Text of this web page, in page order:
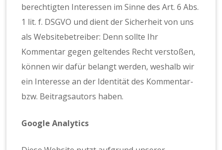
berechtigten Interessen im Sinne des Art. 6 Abs.
1 lit. f. DSGVO und dient der Sicherheit von uns
als Websitebetreiber: Denn sollte Ihr
Kommentar gegen geltendes Recht verstoßen,
können wir dafür belangt werden, weshalb wir
ein Interesse an der Identität des Kommentar-
bzw. Beitragsautors haben.
Google Analytics